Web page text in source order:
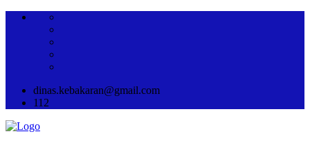
dinas.kebakaran@gmail.com
112